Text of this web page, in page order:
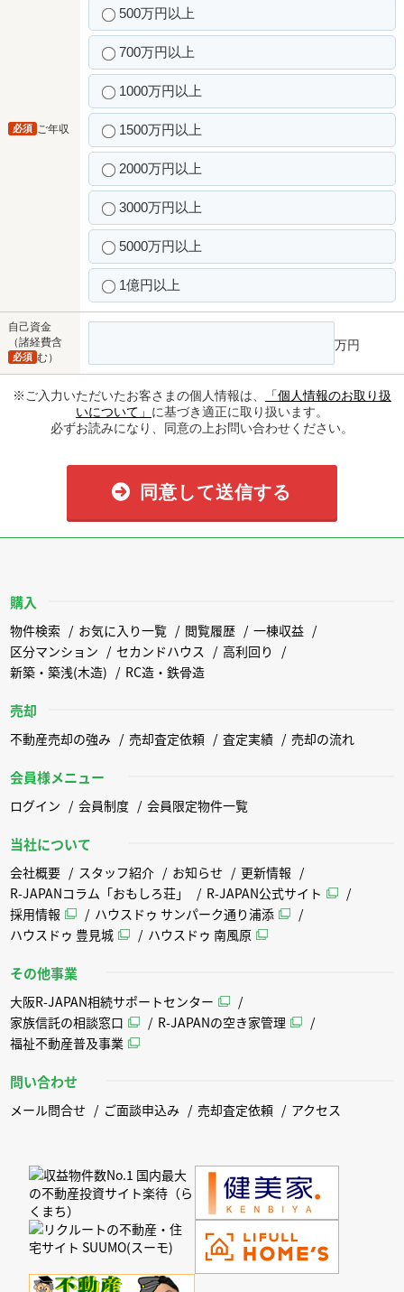
ご年収
必須
500万円以上
700万円以上
1000万円以上
1500万円以上
2000万円以上
3000万円以上
5000万円以上
1億円以上
自己資金
（諸経費含
む）
必須
万円
※ご入力いただいたお客さまの個人情報は、
「個人情報のお取り扱
いについて」 に基づき適正に取り扱います。
必ずお読みになり、同意の上お問い合わせください。
同意して送信する
購入
物件検索 お気に入り一覧 閲覧履歴
一棟収益
区分マンション
セカンドハウス
高利回り
新築・築浅(木造)
RC造・鉄骨造
売却
不動産売却の強み 売却査定依頼 査定実績 売却の流れ
会員様メニュー
ログイン 会員制度 会員限定物件一覧
当社について
会社概要 スタッフ紹介 お知らせ
更新情報
R-JAPANコラム「おもしろ荘」
R-JAPAN公式サイト
採用情報
ハウスドゥ サンパーク通り浦添
ハウスドゥ 豊見城
ハウスドゥ 南風原
その他事業
大阪R-JAPAN相続サポートセンター
家族信託の相談窓口
R-JAPANの空き家管理
福祉不動産普及事業
問い合わせ
メール問合せ ご面談申込み 売却査定依頼 アクセス